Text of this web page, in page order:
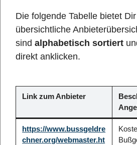
Die folgende Tabelle bietet
übersichtliche
sind alphabetisch sortiert
direkt anklicken.
Link zum Anbieter
https://www.bussgeldre
chner.org/webmaster.ht